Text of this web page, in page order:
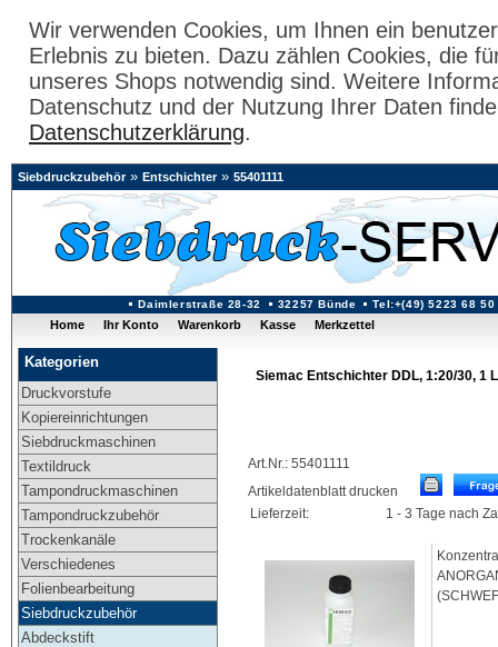
Wir verwenden Cookies, um Ihnen ein
Erlebnis zu bieten. Dazu zählen Cookies, die
unseres Shops notwendig sind. Weitere
Datenschutz und der Nutzung Ihrer Daten
Datenschutzerklärung.
Daimlerstraße 28-32 32257 Bünde Tel:+(49) 5223 68 50
Siebdruckzubehör» Entschichter» 55401111
Home Ihr Konto Warenkorb Kasse Merkzettel
Kategorien
Druckvorstufe
Kopiereinrichtungen
Siebdruckmaschinen
Textildruck
Tampondruckmaschinen
Tampondruckzubehör
Trockenkanäle
Verschiedenes
Folienbearbeitung
Siebdruckzubehör
Abdeckstift
Siemac Entschichter DDL, 1:20/30, 1
Art.Nr.: 55401111
Artikeldatenblatt drucken
Lieferzeit:
1 - 3 Tage nach